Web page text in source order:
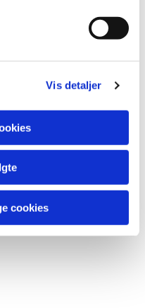
Vis detaljer
cookies
kunne lide...